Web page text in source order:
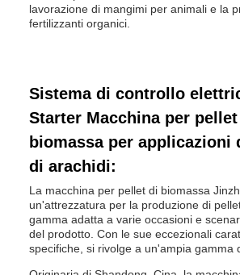
lavorazione di mangimi per animali e la
fertilizzanti organici.
Sistema di controllo
Starter Macchina per
biomassa per applicazioni
di arachidi:
La macchina per pellet di biomassa
un'attrezzatura per la produzione di
gamma adatta a varie occasioni e
del prodotto. Con le sue eccezionali
specifiche, si rivolge a un'ampia gamma